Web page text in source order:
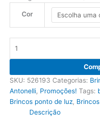
Cor
Rommanel
redondo
com
zircônia
de
SKU: 526193 Categorias:
Antonelli, Promoções! Tags:
Brincos ponto de luz,
Descrição